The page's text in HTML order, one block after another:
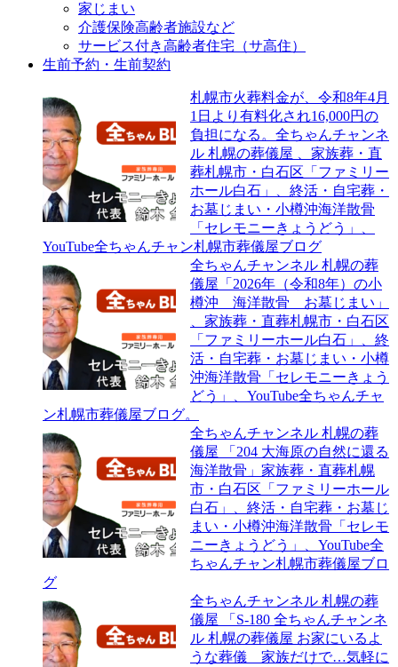
家じまい
介護保険高齢者施設など
サービス付き高齢者住宅（サ高住）
生前予約・生前契約
札幌市火葬料金が、令和8年4月
1日より有料化され16,000円の
負担になる。全ちゃんチャンネ
ル 札幌の葬儀屋 、家族葬・直
葬札幌市・白石区「ファミリー
ホール白石」、終活・自宅葬・
お墓じまい・小樽沖海洋散骨
「セレモニーきょうどう」、
YouTube全ちゃんチャン札幌市葬儀屋ブログ
全ちゃんチャンネル 札幌の葬
儀屋「2026年（令和8年）の小
樽沖 海洋散骨 お墓じまい」
、家族葬・直葬札幌市・白石区
「ファミリーホール白石」、終
活・自宅葬・お墓じまい・小樽
沖海洋散骨「セレモニーきょう
どう」、YouTube全ちゃんチャ
ン札幌市葬儀屋ブログ。
全ちゃんチャンネル 札幌の葬
儀屋 「204 大海原の自然に還る
海洋散骨」家族葬・直葬札幌
市・白石区「ファミリーホール
白石」、終活・自宅葬・お墓じ
まい・小樽沖海洋散骨「セレモ
ニーきょうどう」、YouTube全
ちゃんチャン札幌市葬儀屋ブロ
グ
全ちゃんチャンネル 札幌の葬
儀屋 「S-180 全ちゃんチャンネ
ル 札幌の葬儀屋 お家にいるよ
うな葬儀 家族だけで…気軽に